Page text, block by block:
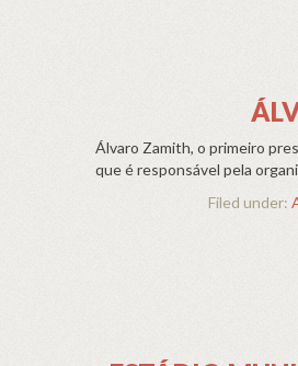
Álvaro Zamith, o primeiro
que é responsável pela
Filed under: